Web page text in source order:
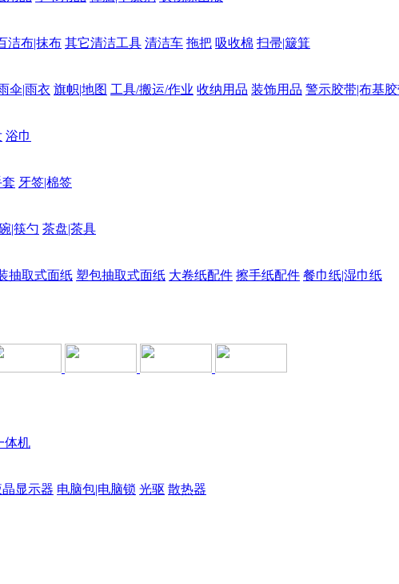
洁布|抹布 其它清洁工具 清洁车 拖把 吸收棉 扫帚|簸箕
伞|雨衣 旗帜|地图 工具/搬运/作业 收纳用品 装饰用品 警示胶带|布基
浴巾
牙签|棉签
|筷勺 茶盘|茶具
抽取式面纸 塑包抽取式面纸 大卷纸配件 擦手纸配件 餐巾纸|湿巾纸
体机
晶显示器 电脑包|电脑锁 光驱 散热器